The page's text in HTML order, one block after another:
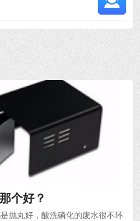
个好？
抛丸好，酸洗磷化的废水很不环